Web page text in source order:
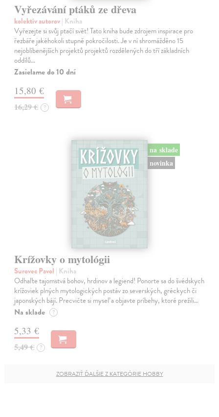
Vyřezávání ptáků ze dřeva
kolektív autorov| Kniha
Vyřezejte si svůj ptačí svět! Tato kniha bude zdrojem inspirace pro
řezbáře jakéhokoli stupně pokročilosti. Je v ní shromážděno 15
nejoblíbenějších projektů projektů rozdělených do tří základních
oddílů…
Zasielame do 10 dní
15,80 €
16,29 € ?
na sklade
novinka
Krížovky o mytológii
Surovec Pavol | Kniha
Odhaľte tajomstvá bohov, hrdinov a legiend! Ponorte sa do švédskych
krížoviek plných mytologických postáv zo severských, gréckych či
japonských bájí. Precvičte si myseľ a objavte príbehy, ktoré prežili…
Na sklade ?
5,33 €
5,49 € ?
ZOBRAZIŤ ĎALŠIE Z KATEGÓRIE HOBBY